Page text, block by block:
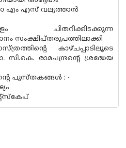
എം എസ് വല്യത്താന്‍
ചിതറിക്കിടക്കുന്ന
സംക്ഷിപ്തരൂപത്തിലാക്കി
കാഴ്ചപ്പാടിലൂടെ
രാമചന്ദ്രന്റെ ശ്രദ്ധേയ
പുസ്തകങ്ങള്‍ : -